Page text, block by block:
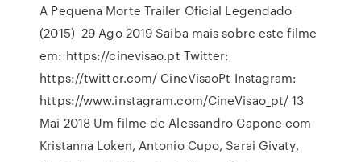
A Pequena Morte Trailer Oficial Legendado
(2015) 29 Ago 2019 Saiba mais sobre este filme
em: https://cinevisao.pt Twitter:
https://twitter.com/ CineVisaoPt Instagram:
https://www.instagram.com/CineVisao_pt/ 13
Mai 2018 Um filme de Alessandro Capone com
Kristanna Loken, Antonio Cupo, Sarai Givaty,